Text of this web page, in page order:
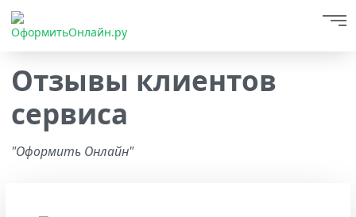
Отзывы клиентов
сервиса
"Оформить Онлайн"